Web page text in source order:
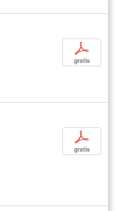
p
gratis
p
gratis